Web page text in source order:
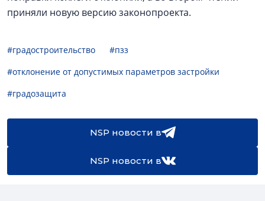
приняли новую версию законопроекта.
#градостроительство
#пзз
#отклонение от допустимых параметров застройки
#градозащита
NSP новости в
NSP новости в